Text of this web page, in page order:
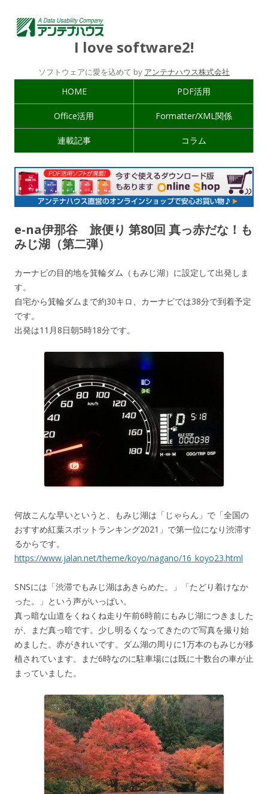
I love software2!
ソフトウェアに愛を込めて by アンテナハウス株式会社
HOME PDF活用
Office活用 Formatter/XML関係
連載記事 コラム
e-na伊那谷 旅便り 第80回 真っ赤だな！も
みじ湖（第二弾）
カーナビの目的地を箕輪ダム（もみじ湖）に設定して出発しま
す。
自宅から箕輪ダムまで約30キロ、カーナビでは38分で到着予定
です。
出発は11月8日朝5時18分です。
何故こんな早いというと、もみじ湖は「じゃらん」で「全国の
おすすめ紅葉スポットランキング2021」で第一位になり渋滞す
るからです。
https://www.jalan.net/theme/koyo/nagano/16_koyo23.html
SNSには「渋滞でもみじ湖はあきらめた。」「たどり着けなか
った。」という声がいっぱい。
真っ暗な山道をくねくね走り午前6時前にもみじ湖につきました
が、まだ真っ暗です。少し明るくなってきたので写真を撮り始
めました。赤がきれいです。ダム湖の周りに1万本のもみじが移
植されています。まだ6時なのに駐車場には既に十数台の車が止
まっていました。